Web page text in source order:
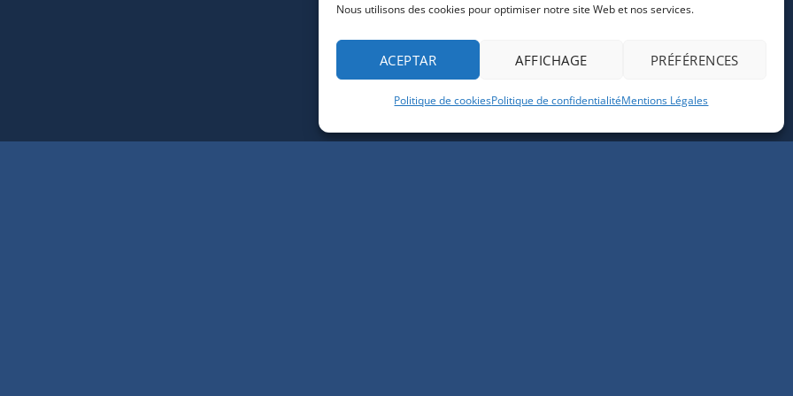
Nous utilisons des cookies pour optimiser notre site Web et nos services.
ACEPTAR AFFICHAGE PRÉFÉRENCES
Politique de cookiesPolitique de confidentialitéMentions Légales